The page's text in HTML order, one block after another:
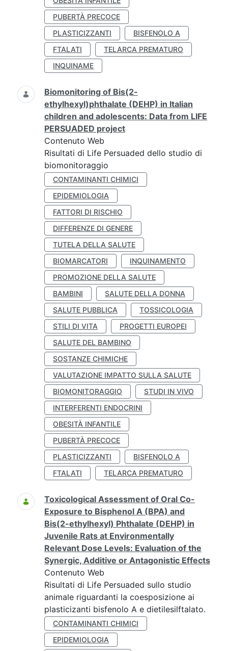
PUBERTÀ PRECOCE
PLASTICIZZANTI
BISFENOLO A
FTALATI
TELARCA PREMATURO
INQUINAME
Biomonitoring of Bis(2-
ethylhexyl)phthalate (DEHP) in Italian
children and adolescents: Data from LIFE
PERSUADED project
Contenuto Web
Risultati di Life Persuaded dello studio di
biomonitoraggio
CONTAMINANTI CHIMICI
EPIDEMIOLOGIA
FATTORI DI RISCHIO
DIFFERENZE DI GENERE
TUTELA DELLA SALUTE
BIOMARCATORI
INQUINAMENTO
PROMOZIONE DELLA SALUTE
BAMBINI
SALUTE DELLA DONNA
SALUTE PUBBLICA
TOSSICOLOGIA
STILI DI VITA
PROGETTI EUROPEI
SALUTE DEL BAMBINO
SOSTANZE CHIMICHE
VALUTAZIONE IMPATTO SULLA SALUTE
BIOMONITORAGGIO
STUDI IN VIVO
INTERFERENTI ENDOCRINI
OBESITÀ INFANTILE
PUBERTÀ PRECOCE
PLASTICIZZANTI
BISFENOLO A
FTALATI
TELARCA PREMATURO
Toxicological Assessment of Oral Co-
Exposure to Bisphenol A (BPA) and
Bis(2-ethylhexyl) Phthalate (DEHP) in
Juvenile Rats at Environmentally
Relevant Dose Levels: Evaluation of the
Synergic, Additive or Antagonistic Effects
Contenuto Web
Risultati di Life Persuaded sullo studio
animale riguardanti la coesposizione ai
plasticizanti bisfenolo A e dietilesilftalato.
CONTAMINANTI CHIMICI
EPIDEMIOLOGIA